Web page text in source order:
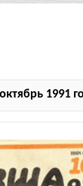
1991